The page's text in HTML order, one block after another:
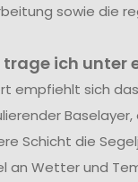
sowie die
ich unter
empfiehlt sich
Baselayer,
Schicht die
an Wetter und